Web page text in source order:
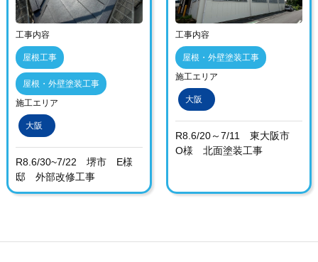
工事内容
屋根工事
屋根・外壁塗装工事
施工エリア
大阪
R8.6/30~7/22 堺市 E様
邸 外部改修工事
工事内容
屋根・外壁塗装工事
施工エリア
大阪
R8.6/20～7/11 東大阪市
O様 北面塗装工事